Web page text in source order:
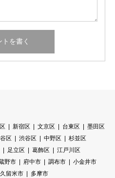
新宿区 文京区 台東区
墨田区
区 渋谷区 中野区
杉並区
足立区 葛飾区
江戸川区
野市 府中市 調布市
小金井市
留米市
多摩市